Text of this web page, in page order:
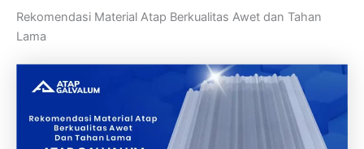
Rekomendasi Material Atap Berkualitas Awet dan Tahan
Lama